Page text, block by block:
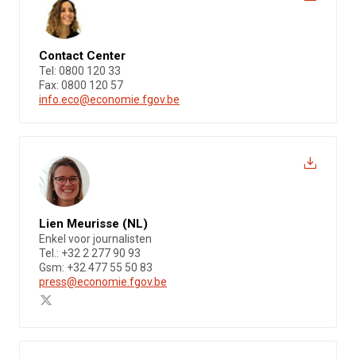
Contact Center
Tel: 0800 120 33
Fax: 0800 120 57
info.eco@economie.fgov.be
Lien Meurisse (NL)
Enkel voor journalisten
Tel.: +32 2 277 90 93
Gsm: +32 477 55 50 83
press@economie.fgov.be